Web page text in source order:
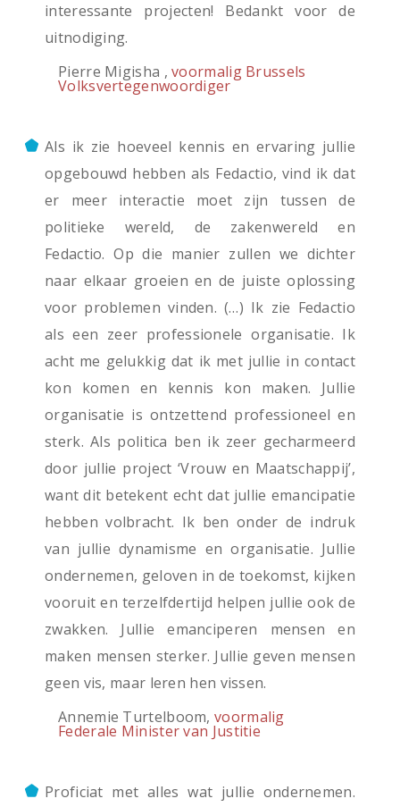
interessante projecten! Bedankt voor de
uitnodiging.
Pierre Migisha ,voormalig Brussels
Volksvertegenwoordiger
Als ik zie hoeveel kennis en ervaring jullie
opgebouwd hebben als Fedactio, vind ik dat
er meer interactie moet zijn tussen de
politieke wereld, de zakenwereld en
Fedactio. Op die manier zullen we dichter
naar elkaar groeien en de juiste oplossing
voor problemen vinden. (…) Ik zie Fedactio
als een zeer professionele organisatie. Ik
acht me gelukkig dat ik met jullie in contact
kon komen en kennis kon maken. Jullie
organisatie is ontzettend professioneel en
sterk. Als politica ben ik zeer gecharmeerd
door jullie project ‘Vrouw en Maatschappij’,
want dit betekent echt dat jullie emancipatie
hebben volbracht. Ik ben onder de indruk
van jullie dynamisme en organisatie. Jullie
ondernemen, geloven in de toekomst, kijken
vooruit en terzelfdertijd helpen jullie ook de
zwakken. Jullie emanciperen mensen en
maken mensen sterker. Jullie geven mensen
geen vis, maar leren hen vissen.
Annemie Turtelboom,voormalig
Federale Minister van Justitie
Proficiat met alles wat jullie ondernemen.